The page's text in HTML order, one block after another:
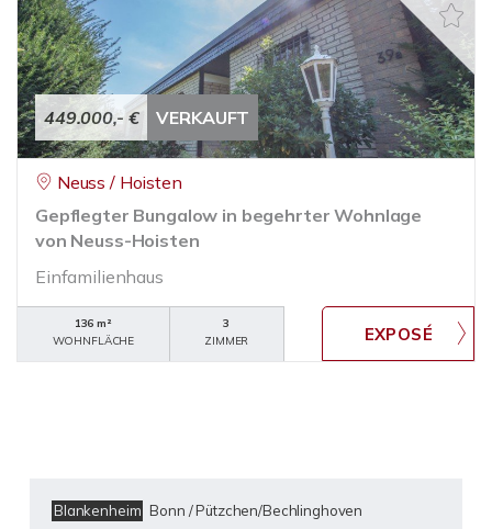
449.000,- € VERKAUFT
Neuss / Hoisten
Gepflegter Bungalow in begehrter Wohnlage
von Neuss-Hoisten
Einfamilienhaus
136 m²
WOHNFLÄCHE
3
ZIMMER
Blankenheim Bonn / Pützchen/Bechlinghoven